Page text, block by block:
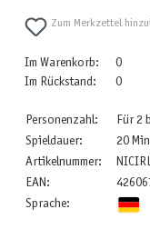
Zum Merkzettel
Im Warenkorb:
0
Im Rückstand:
0
Personenzahl:
Für 2
Spieldauer:
20
Artikelnummer:
EAN:
Sprache: